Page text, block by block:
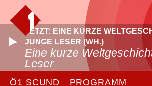
JETZT: EINE KURZE
JUNGE LESER (WH.)
Eine kurze
Leser
Ö1 SOUND PROGRAMM